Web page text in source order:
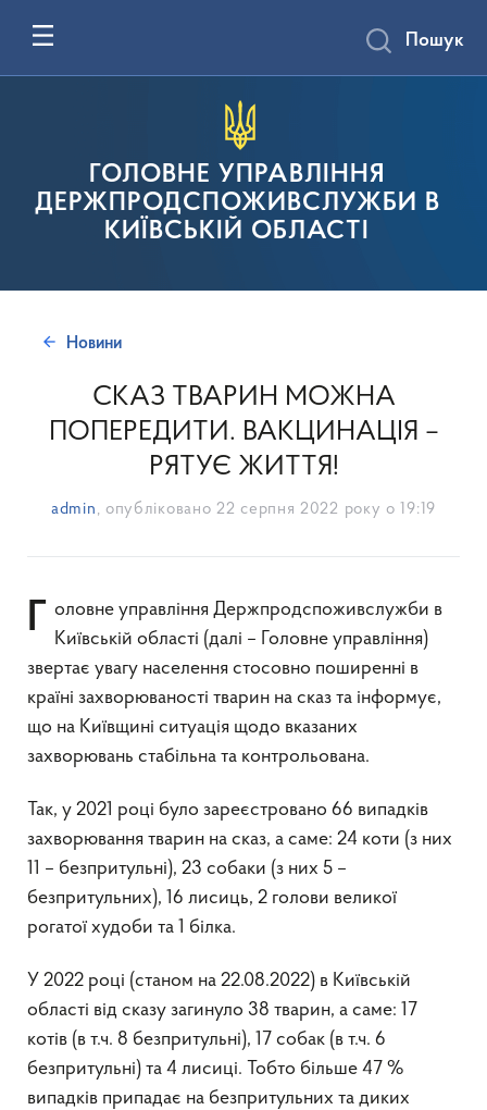
ГОЛОВНЕ УПРАВЛІННЯ
ДЕРЖПРОДСПОЖИВСЛУЖБИ В
КИЇВСЬКІЙ ОБЛАСТІ
Пошук
Новини
СКАЗ ТВАРИН МОЖНА
ПОПЕРЕДИТИ. ВАКЦИНАЦІЯ –
РЯТУЄ ЖИТТЯ!
admin , опубліковано 22 серпня 2022 року о 19:19
Головне управління Держпродспоживслужби в
Київській області (далі – Головне управління)
звертає увагу населення стосовно поширенні в
країні захворюваності тварин на сказ та інформує,
що на Київщині ситуація щодо вказаних
захворювань стабільна та контрольована.
Так, у 2021 році було зареєстровано 66 випадків
захворювання тварин на сказ, а саме: 24 коти (з них
11 – безпритульні), 23 собаки (з них 5 –
безпритульних), 16 лисиць, 2 голови великої
рогатої худоби та 1 білка.
У 2022 році (станом на 22.08.2022) в Київській
області від сказу загинуло 38 тварин, а саме: 17
котів (в т.ч. 8 безпритульні), 17 собак (в т.ч. 6
безпритульні) та 4 лисиці. Тобто більше 47 %
випадків припадає на безпритульних та диких